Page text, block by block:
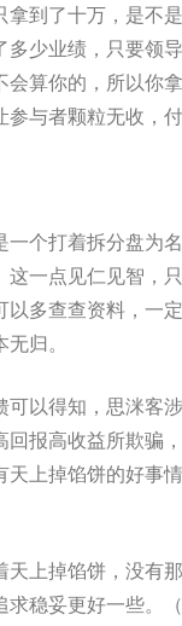
到了十万，是不
少业绩，只要领
算你的，所以你
与者颗粒无收，
个打着拆分盘为
一点见仁见智，
多查查资料，一
归。
以得知，思洣客
回报高收益所欺骗
上掉馅饼的好事
上掉馅饼，没有
稳妥更好一些。